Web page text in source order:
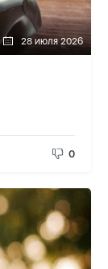
28 июля 2026
0